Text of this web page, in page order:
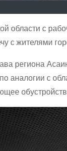
области с
с жителями
региона
аналогии с